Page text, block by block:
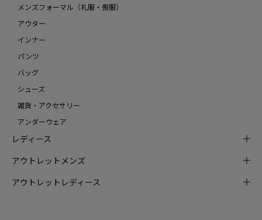
メンズフォーマル（礼服・喪服）
アウター
インナー
パンツ
バッグ
シューズ
雑貨・アクセサリー
アンダーウェア
レディース
アウトレットメンズ
アウトレットレディース